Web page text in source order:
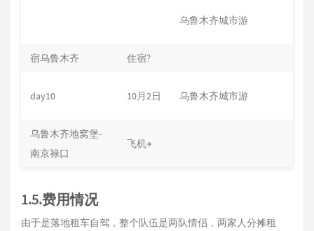
乌鲁木齐城市游
宿乌鲁木齐 住宿?
day10 10月2日 乌鲁木齐城市游
乌鲁木齐地窝堡-
南京禄口
飞机✈️
1.5.费用情况
由于是落地租车自驾，整个队伍是两队情侣，两家人分摊租